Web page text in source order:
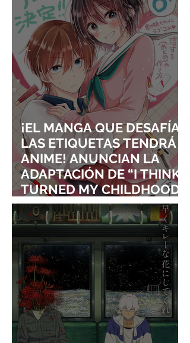
¡EL MANGA QUE DESAFÍA
LAS ETIQUETAS TENDRÁ
ANIME! ANUNCIAN LA
ADAPTACIÓN DE “I THINK I
TURNED MY CHILDHOOD
FRIEND INTO A GIRL”